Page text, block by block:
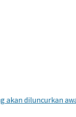
akan diluncurkan